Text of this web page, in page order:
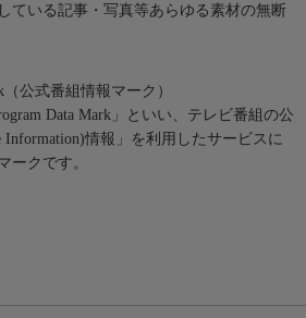
ている記事・写真等あらゆる素材の無断
公式番組情報マーク）
Data Mark」といい、テレビ番組の公
Information)情報」を利用したサービスに
ークです。